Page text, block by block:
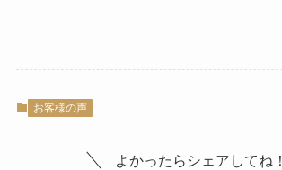
お客様の声
よかったらシェアしてね！